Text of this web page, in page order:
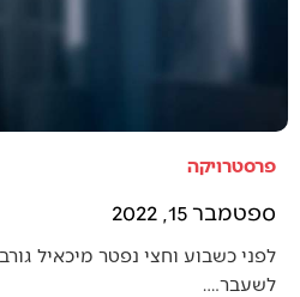
פרסטרויקה
ספטמבר 15, 2022
לפני כשבוע וחצי נפטר מיכאיל
לשעבר.…